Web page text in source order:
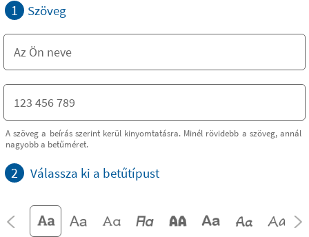
1 Szöveg
A szöveg a beírás szerint kerül kinyomtatásra. Minél rövidebb a szöveg, annál
nagyobb a betűméret.
2 Válassza ki a betűtípust